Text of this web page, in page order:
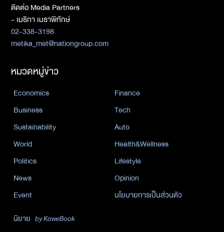
ติดต่อ Media Partners
- เมธิกา เมธาพิทักษ์
02-338-3198
metika_met@nationgroup.com
หมวดหมู่ข่าว
Economics
Finance
Business
Tech
Sustainability
Auto
World
Health&Wellness
Politics
Lifestyle
News
Opinion
Event
นโยบายการเป็นส่วนตัว
นิยาย by KaweBook